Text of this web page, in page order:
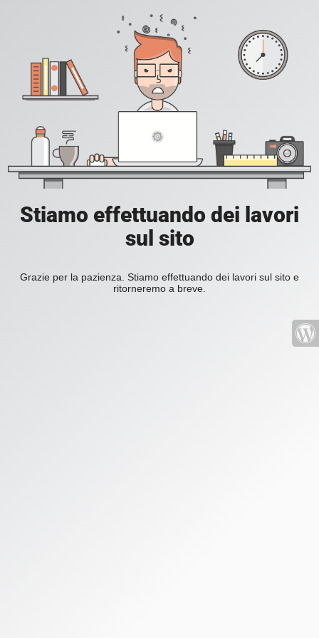
Stiamo effettuando dei lavori
sul sito
Grazie per la pazienza. Stiamo effettuando dei lavori sul sito e
ritorneremo a breve.